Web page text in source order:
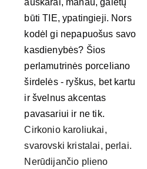
auskarai, manau, galėtų
būti TIE, ypatingieji. Nors
kodėl gi nepapuošus savo
kasdienybės? Šios
perlamutrinės porceliano
širdelės - ryškus, bet kartu
ir švelnus akcentas
pavasariui ir ne tik.
Cirkonio karoliukai,
svarovski kristalai, perlai.
Nerūdijančio plieno